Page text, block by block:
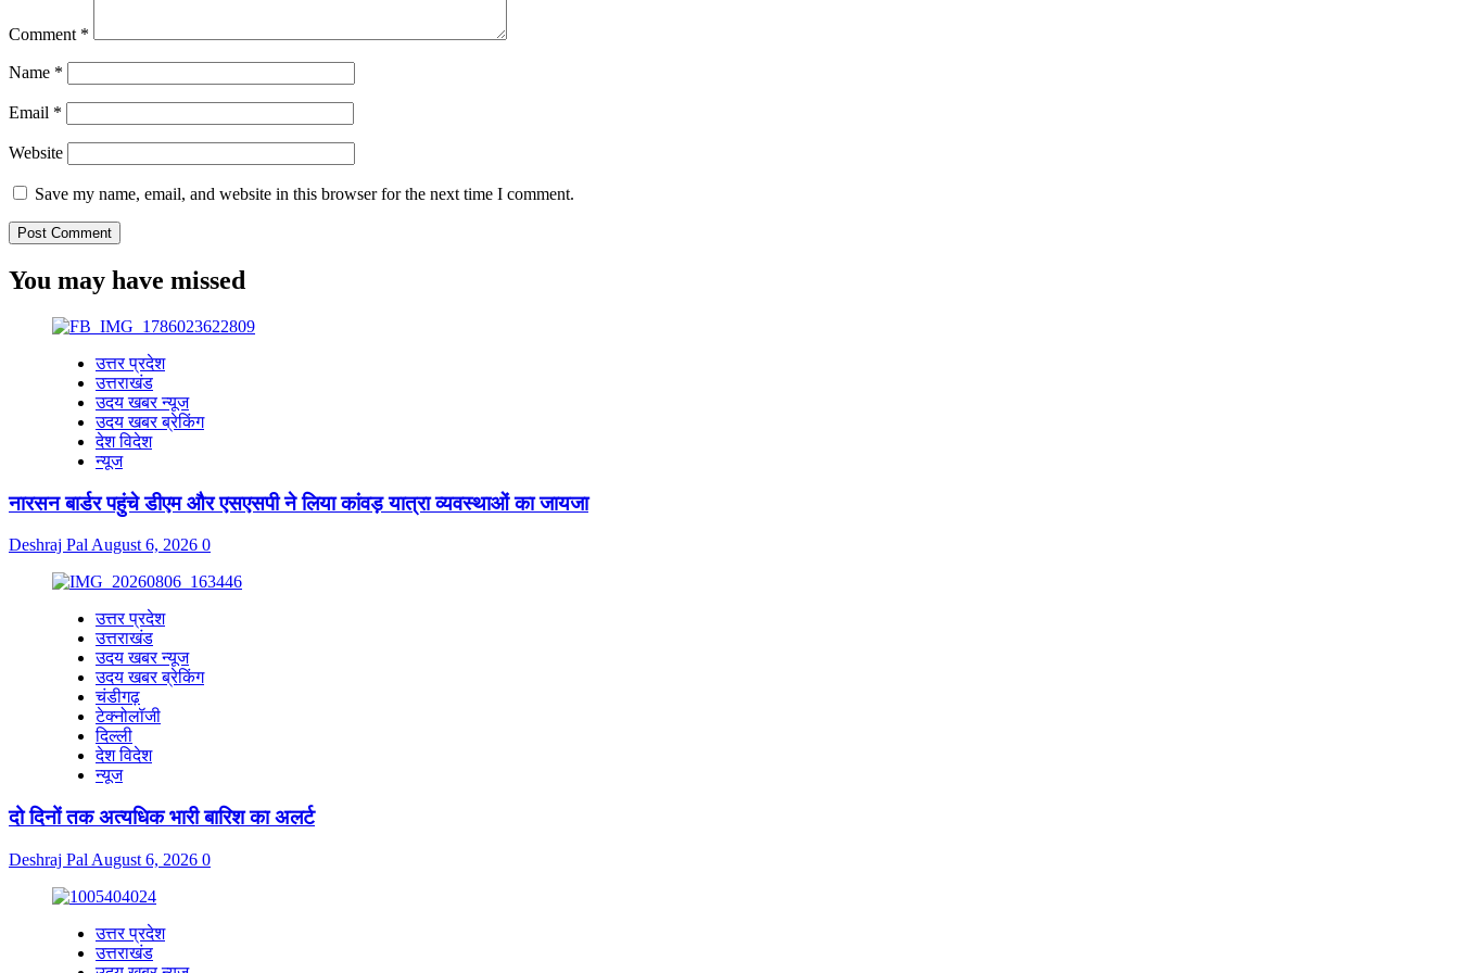
Comment *
Name *
Email *
Website
Save my name, email, and website in this browser for the next time I comment.
You may have missed
उत्तर प्रदेश
उत्तराखंड
उदय खबर न्यूज
उदय खबर ब्रेकिंग
देश विदेश
न्यूज
नारसन बार्डर पहुंचे डीएम और एसएसपी ने लिया कांवड़ यात्रा व्यवस्थाओं का जायजा
Deshraj Pal August 6, 2026 0
उत्तर प्रदेश
उत्तराखंड
उदय खबर न्यूज
उदय खबर ब्रेकिंग
चंडीगढ़
टेक्नोलॉजी
दिल्ली
देश विदेश
न्यूज
दो दिनों तक अत्यधिक भारी बारिश का अलर्ट
Deshraj Pal August 6, 2026 0
उत्तर प्रदेश
उत्तराखंड